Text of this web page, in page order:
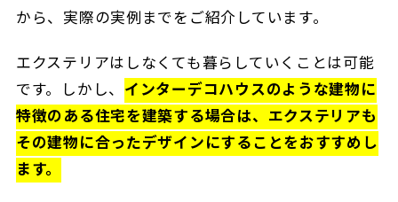
から、実際の実例までをご紹介しています。
エクステリアはしなくても暮らしていくことは可能
です。しかし、 インターデコハウスのような建物に
特徴のある住宅を建築する場合は、エクステリアも
その建物に合ったデザインにすることをおすすめし
ます。